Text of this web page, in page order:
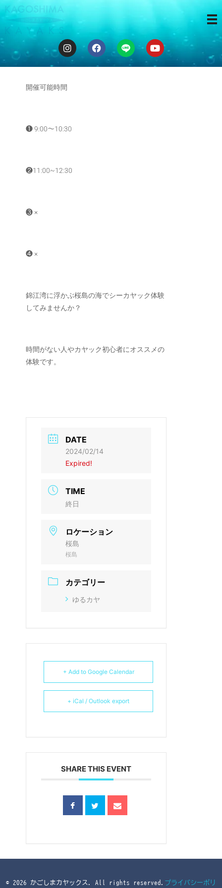
ゆるカヤ体験
❶❷
開催可能時間
❶ 9:00〜10:30
❷11:00~12:30
❸ ×
❹ ×
錦江湾に浮かぶ桜島の海でシーカヤック体験
してみませんか？
時間がない人やカヤック初心者にオススメの
体験です。
DATE
2024/02/14
Expired!
TIME
終日
ロケーション
桜島
桜島
カテゴリー
ゆるカヤ
+ Add to Google Calendar
+ iCal / Outlook export
SHARE THIS EVENT
© 2026 かごしまカヤックス. All rights reserved. プライバシーポリ